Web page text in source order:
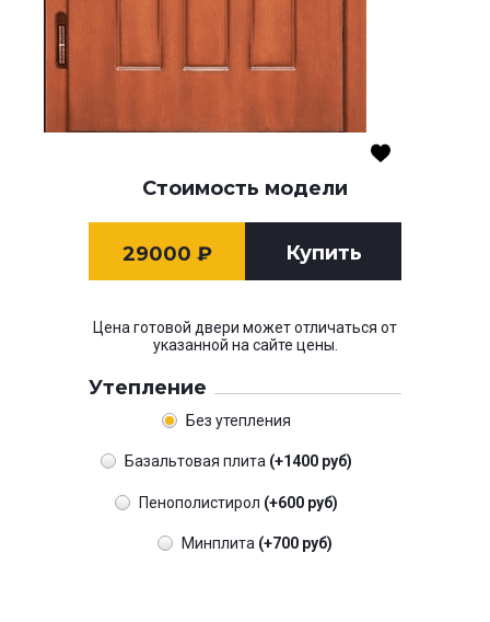
Стоимость модели
29000 ₽ Купить
Цена готовой двери может отличаться от
указанной на сайте цены.
Утепление
Без утепления
Базальтовая плита (+1400 руб)
Пенополистирол (+600 руб)
Минплита (+700 руб)